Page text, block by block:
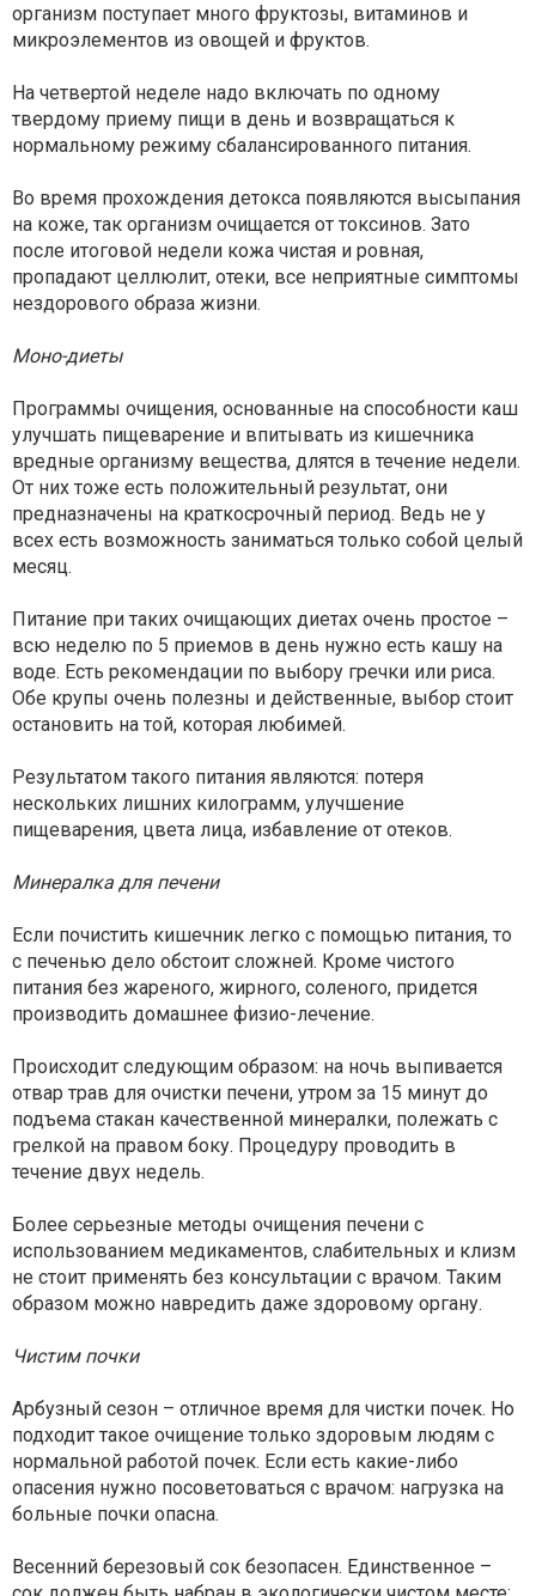
организм поступает много фруктозы, витаминов и
микроэлементов из овощей и фруктов.
На четвертой неделе надо включать по одному
твердому приему пищи в день и возвращаться к
нормальному режиму сбалансированного питания.
Во время прохождения детокса появляются высыпания
на коже, так организм очищается от токсинов. Зато
после итоговой недели кожа чистая и ровная,
пропадают целлюлит, отеки, все неприятные симптомы
нездорового образа жизни.
Моно-диеты
Программы очищения, основанные на способности каш
улучшать пищеварение и впитывать из кишечника
вредные организму вещества, длятся в течение недели.
От них тоже есть положительный результат, они
предназначены на краткосрочный период. Ведь не у
всех есть возможность заниматься только собой целый
месяц.
Питание при таких очищающих диетах очень простое –
всю неделю по 5 приемов в день нужно есть кашу на
воде. Есть рекомендации по выбору гречки или риса.
Обе крупы очень полезны и действенные, выбор стоит
остановить на той, которая любимей.
Результатом такого питания являются: потеря
нескольких лишних килограмм, улучшение
пищеварения, цвета лица, избавление от отеков.
Минералка для печени
Если почистить кишечник легко с помощью питания, то
с печенью дело обстоит сложней. Кроме чистого
питания без жареного, жирного, соленого, придется
производить домашнее физио-лечение.
Происходит следующим образом: на ночь выпивается
отвар трав для очистки печени, утром за 15 минут до
подъема стакан качественной минералки, полежать с
грелкой на правом боку. Процедуру проводить в
течение двух недель.
Более серьезные методы очищения печени с
использованием медикаментов, слабительных и клизм
не стоит применять без консультации с врачом. Таким
образом можно навредить даже здоровому органу.
Чистим почки
Арбузный сезон – отличное время для чистки почек. Но
подходит такое очищение только здоровым людям с
нормальной работой почек. Если есть какие-либо
опасения нужно посоветоваться с врачом: нагрузка на
больные почки опасна.
Весенний березовый сок безопасен. Единственное –